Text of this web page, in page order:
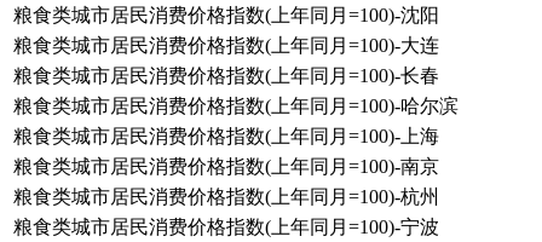
粮食类城市居民消费价格指数(上年同月=100)-沈阳
粮食类城市居民消费价格指数(上年同月=100)-大连
粮食类城市居民消费价格指数(上年同月=100)-长春
粮食类城市居民消费价格指数(上年同月=100)-哈尔滨
粮食类城市居民消费价格指数(上年同月=100)-上海
粮食类城市居民消费价格指数(上年同月=100)-南京
粮食类城市居民消费价格指数(上年同月=100)-杭州
粮食类城市居民消费价格指数(上年同月=100)-宁波